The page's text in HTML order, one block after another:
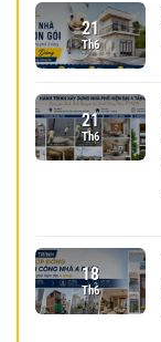
21
Th6
21
Th6
18
Th6